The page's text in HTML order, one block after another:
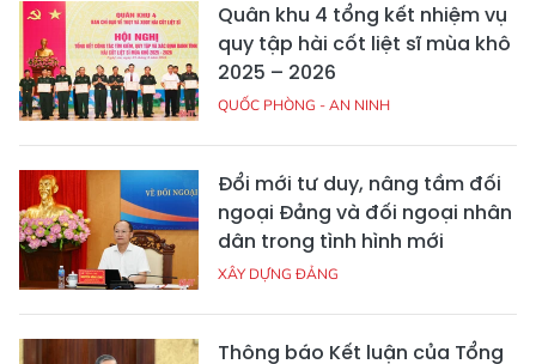
Quân khu 4 tổng kết nhiệm vụ
quy tập hài cốt liệt sĩ mùa khô
2025 – 2026
QUỐC PHÒNG - AN NINH
Đổi mới tư duy, nâng tầm đối
ngoại Đảng và đối ngoại nhân
dân trong tình hình mới
XÂY DỰNG ĐẢNG
Thông báo Kết luận của Tổng